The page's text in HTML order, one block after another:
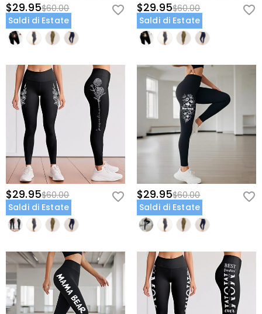
$29.95$60.00
Saldi di Estate
$29.95$60.00
Saldi di Estate
$29.95$60.00
Saldi di Estate
$29.95$60.00
Saldi di Estate